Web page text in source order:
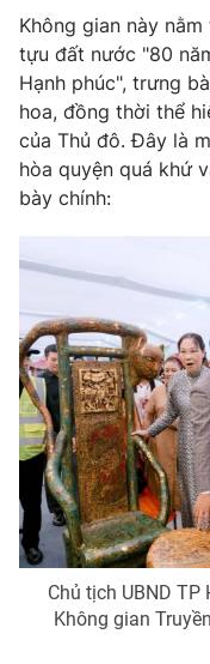
Chất lượng cuộc
Học trực tuyến
Hitech Công nghệ
Sản phẩm
Thị trường
Tư vấn
Giao lưu trực
Lịch phát sóng
Chuyên mục khác
Emagazine
Photo
Video
VTV Money
VTV Sức khoẻ
Thị trường 24h
Không gian này
tựu đất nước "80
Hạnh phúc", trưng
hoa, đồng thời thể
của Thủ đô. Đây là
hòa quyện quá khứ
bày chính:
Chủ tịch UBND
Không gian